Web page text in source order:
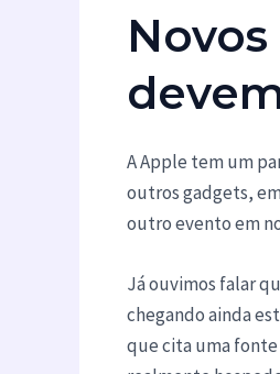
A Apple tem um
outros gadgets,
outro evento em
Já ouvimos falar
chegando ainda
que cita uma fonte